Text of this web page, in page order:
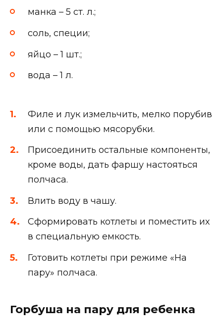
манка – 5 ст. л.;
соль, специи;
яйцо – 1 шт.;
вода – 1 л.
Филе и лук измельчить, мелко порубив
или с помощью мясорубки.
Присоединить остальные компоненты,
кроме воды, дать фаршу настояться
полчаса.
Влить воду в чашу.
Сформировать котлеты и поместить их
в специальную емкость.
Готовить котлеты при режиме «На
пару» полчаса.
Горбуша на пару для ребенка